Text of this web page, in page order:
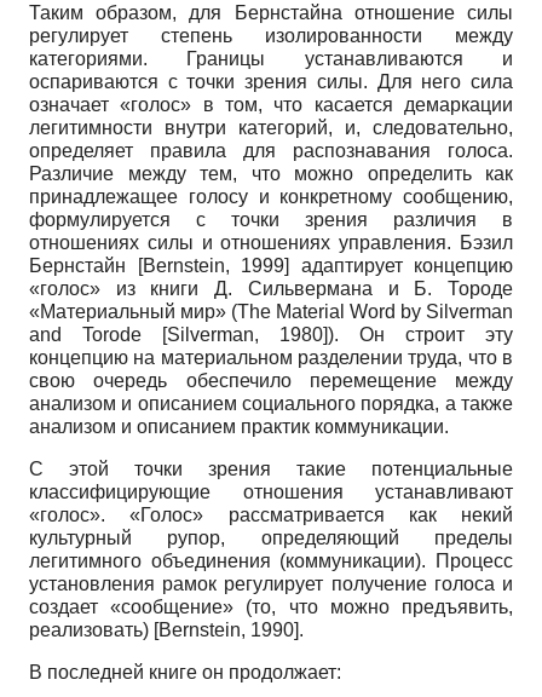
Таким образом, для Бернстайна отношение силы
регулирует степень изолированности между
категориями. Границы устанавливаются и
оспариваются с точки зрения силы. Для него сила
означает «голос» в том, что касается демаркации
легитимности внутри категорий, и, следовательно,
определяет правила для распознавания голоса.
Различие между тем, что можно определить как
принадлежащее голосу и конкретному сообщению,
формулируется с точки зрения различия в
отношениях силы и отношениях управления. Бэзил
Бернстайн
[Bernstein, 1999]
адаптирует концепцию
«голос» из книги Д. Сильвермана и Б. Тороде
«Материальный мир» (The Material Word by Silverman
and
Torode [Silverman, 1980]). Он строит эту
концепцию на материальном разделении труда, что в
свою очередь обеспечило перемещение между
анализом и описанием социального порядка, а также
анализом и описанием практик коммуникации.
С этой точки зрения такие потенциальные
классифицирующие отношения устанавливают
«голос». «Голос» рассматривается как некий
культурный рупор, определяющий пределы
легитимного объединения (коммуникации). Процесс
установления рамок регулирует получение голоса и
создает «сообщение» (то, что можно предъявить,
реализовать) [Bernstein, 1990].
В последней книге он продолжает: